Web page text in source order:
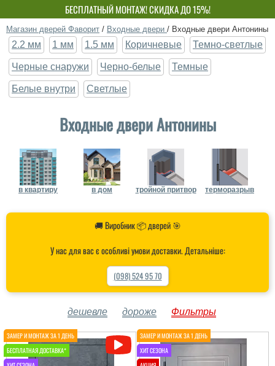
БЕСПЛАТНЫЙ МОНТАЖ! СКИДКА ДО 15%!
СОБСТВЕННОЕ ПРОИЗВОДСТВО-НЕ ПЕРЕПЛАЧИВАЙ!
Магазин дверей Фаворит / Входные двери / Входные двери Антонины
2.2 мм 1 мм 1.5 мм Коричневые Темно-светлые
Черные снаружи Черно-белые Темные
Белые внутри Светлые
Входные двери Антонины
в квартиру в дом тройной притвор терморазрыв
🚚 Виробник 📦 дверей 🎯
У нас для вас є особливі умови доставки. Детальніше:
(098) 524 95 70
дешевле дороже Фильтры